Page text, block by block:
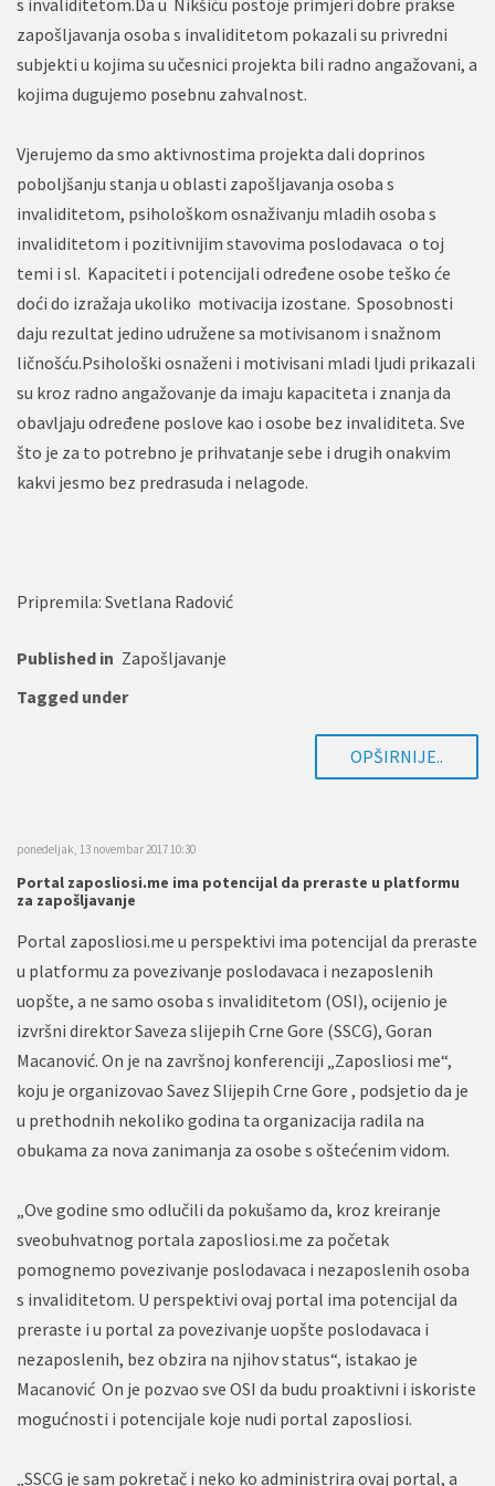
zapošljavanja osoba s invaliditetom pokazali su privredni
subjekti u kojima su učesnici projekta bili radno angažovani, a
kojima dugujemo posebnu zahvalnost.
Vjerujemo da smo aktivnostima projekta dali doprinos
poboljšanju stanja u oblasti zapošljavanja osoba s
invaliditetom, psihološkom osnaživanju mladih osoba s
invaliditetom i pozitivnijim stavovima poslodavaca o toj
temi i sl. Kapaciteti i potencijali određene osobe teško će
doći do izražaja ukoliko motivacija izostane. Sposobnosti
daju rezultat jedino udružene sa motivisanom i snažnom
ličnošću.Psihološki osnaženi i motivisani mladi ljudi prikazali
su kroz radno angažovanje da imaju kapaciteta i znanja da
obavljaju određene poslove kao i osobe bez invaliditeta. Sve
što je za to potrebno je prihvatanje sebe i drugih onakvim
kakvi jesmo bez predrasuda i nelagode.
Pripremila: Svetlana Radović
Published in Zapošljavanje
Tagged under
OPŠIRNIJE..
ponedeljak, 13 novembar 2017 10:30
Portal zaposliosi.me ima potencijal da preraste u platformu
za zapošljavanje
Portal zaposliosi.me u perspektivi ima potencijal da preraste
u platformu za povezivanje poslodavaca i nezaposlenih
uopšte, a ne samo osoba s invaliditetom (OSI), ocijenio je
izvršni direktor Saveza slijepih Crne Gore (SSCG), Goran
Macanović. On je na završnoj konferenciji „Zaposliosi me“,
koju je organizovao Savez Slijepih Crne Gore , podsjetio da je
u prethodnih nekoliko godina ta organizacija radila na
obukama za nova zanimanja za osobe s oštećenim vidom.
„Ove godine smo odlučili da pokušamo da, kroz kreiranje
sveobuhvatnog portala zaposliosi.me za početak
pomognemo povezivanje poslodavaca i nezaposlenih osoba
s invaliditetom. U perspektivi ovaj portal ima potencijal da
preraste i u portal za povezivanje uopšte poslodavaca i
nezaposlenih, bez obzira na njihov status“, istakao je
Macanović On je pozvao sve OSI da budu proaktivni i iskoriste
mogućnosti i potencijale koje nudi portal zaposliosi.
„SSCG je sam pokretač i neko ko administrira ovaj portal, a